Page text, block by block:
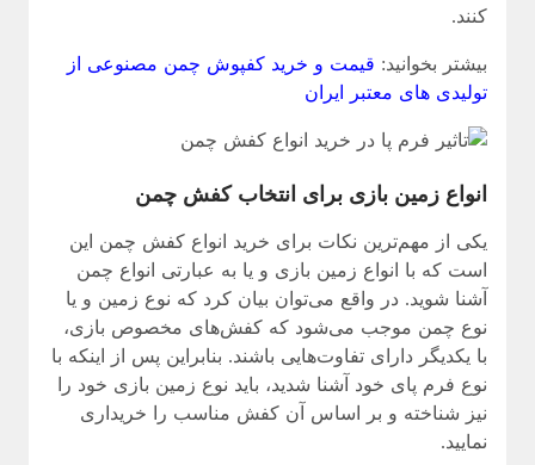
کنند.
بیشتر بخوانید: قیمت و خرید کفپوش چمن مصنوعی از
تولیدی های معتبر ایران
انواع زمین بازی برای انتخاب کفش چمن
یکی از مهم‌ترین نکات برای خرید انواع کفش چمن این
است که با انواع زمین بازی و یا به عبارتی انواع چمن
آشنا شوید. در واقع می‌توان بیان کرد که نوع زمین و یا
نوع چمن موجب می‌شود که کفش‌های مخصوص بازی،
با یکدیگر دارای تفاوت‌هایی باشند. بنابراین پس از اینکه با
نوع فرم پای خود آشنا شدید، باید نوع زمین بازی خود را
نیز شناخته و بر اساس آن کفش مناسب را خریداری
نمایید.